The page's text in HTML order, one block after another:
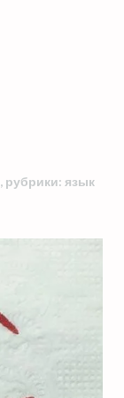
, рубрики: язык